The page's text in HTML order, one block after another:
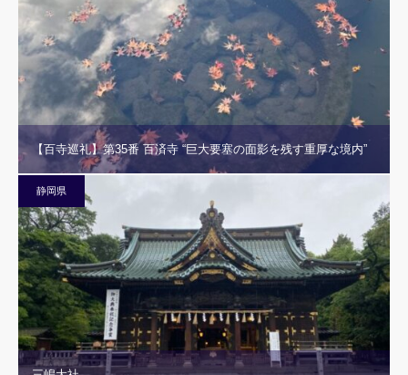
【百寺巡礼】第35番 百済寺 “巨大要塞の面影を残す重厚な境内”
静岡県